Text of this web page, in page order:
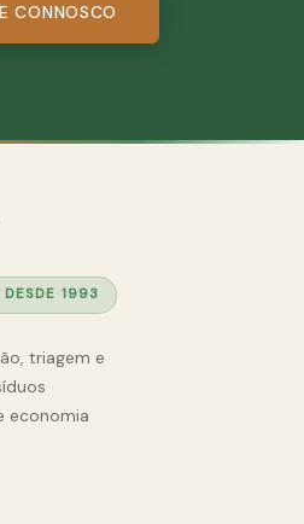
CONNOSCO
DESDE 1993
triagem e
economia